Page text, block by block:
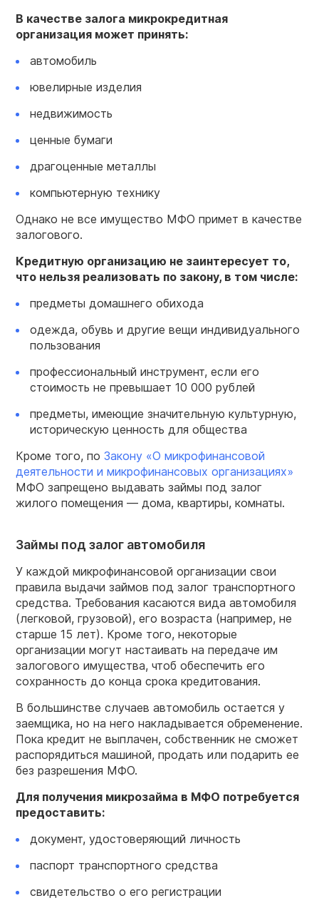
В качестве залога микрокредитная
организация может принять:
автомобиль
ювелирные изделия
недвижимость
ценные бумаги
драгоценные металлы
компьютерную технику
Однако не все имущество МФО примет в качестве
залогового.
Кредитную организацию не заинтересует то,
что нельзя реализовать по закону, в том числе:
предметы домашнего обихода
одежда, обувь и другие вещи индивидуального
пользования
профессиональный инструмент, если его
стоимость не превышает 10 000 рублей
предметы, имеющие значительную культурную,
историческую ценность для общества
Кроме того, по Закону «О микрофинансовой
деятельности и микрофинансовых организациях»
МФО запрещено выдавать займы под залог
жилого помещения — дома, квартиры, комнаты.
Займы под залог автомобиля
У каждой микрофинансовой организации свои
правила выдачи займов под залог транспортного
средства. Требования касаются вида автомобиля
(легковой, грузовой), его возраста (например, не
старше 15 лет). Кроме того, некоторые
организации могут настаивать на передаче им
залогового имущества, чтоб обеспечить его
сохранность до конца срока кредитования.
В большинстве случаев автомобиль остается у
заемщика, но на него накладывается обременение.
Пока кредит не выплачен, собственник не сможет
распорядиться машиной, продать или подарить ее
без разрешения МФО.
Для получения микрозайма в МФО потребуется
предоставить:
документ, удостоверяющий личность
паспорт транспортного средства
свидетельство о его регистрации